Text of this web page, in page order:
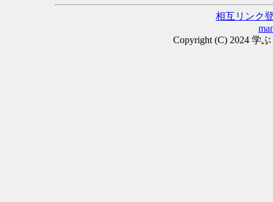
相互リンク
Copyright (C) 2024 学